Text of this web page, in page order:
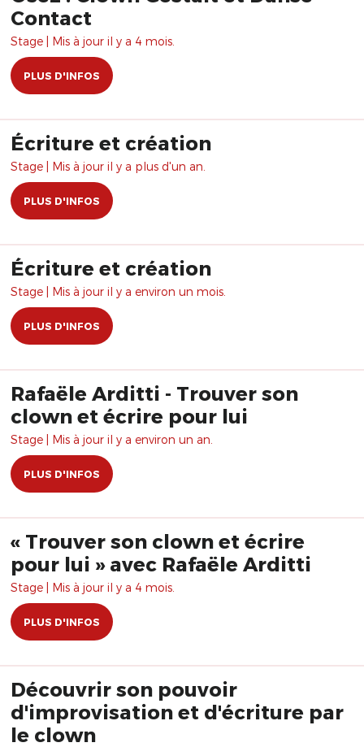
Contact
Stage | Mis à jour il y a 4 mois.
PLUS D'INFOS
Écriture et création
Stage | Mis à jour il y a plus d'un an.
PLUS D'INFOS
Écriture et création
Stage | Mis à jour il y a environ un mois.
PLUS D'INFOS
Rafaële Arditti - Trouver son
clown et écrire pour lui
Stage | Mis à jour il y a environ un an.
PLUS D'INFOS
« Trouver son clown et écrire
pour lui » avec Rafaële Arditti
Stage | Mis à jour il y a 4 mois.
PLUS D'INFOS
Découvrir son pouvoir
d'improvisation et d'écriture par
le clown